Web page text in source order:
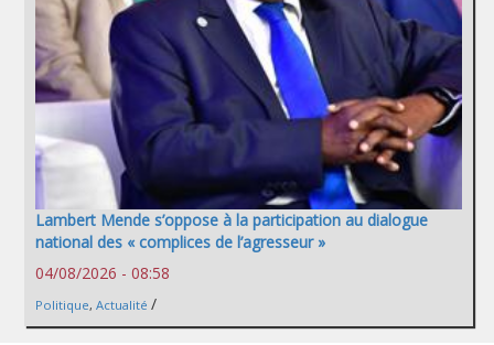
Lambert Mende s’oppose à la participation au dialogue
national des « complices de l’agresseur »
04/08/2026 - 08:58
Politique, Actualité /